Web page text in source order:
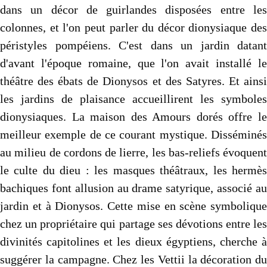
dans un décor de guirlandes disposées entre les
colonnes, et l'on peut parler du décor dionysiaque des
péristyles pompéiens. C'est dans un jardin datant
d'avant l'époque romaine, que l'on avait installé le
théâtre des ébats de Dionysos et des Satyres. Et ainsi
les jardins de plaisance accueillirent les symboles
dionysiaques. La maison des Amours dorés offre le
meilleur exemple de ce courant mystique. Disséminés
au milieu de cordons de lierre, les bas-reliefs évoquent
le culte du dieu : les masques théâtraux, les hermès
bachiques font allusion au drame satyrique, associé au
jardin et à Dionysos. Cette mise en scène symbolique
chez un propriétaire qui partage ses dévotions entre les
divinités capitolines et les dieux égyptiens, cherche à
suggérer la campagne. Chez les Vettii la décoration du